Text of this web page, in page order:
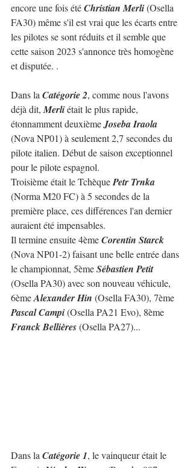
encore une fois été Christian Merli (Osella
FA30) même s'il est vrai que les écarts entre
les pilotes se sont réduits et il semble que
cette saison 2023 s'annonce très homogène
et disputée. .
Dans la Catégorie 2, comme nous l'avons
déjà dit, Merli était le plus rapide,
étonnamment deuxième Joseba Iraola
(Nova NP01) à seulement 2,7 secondes du
pilote italien. Début de saison exceptionnel
pour le pilote espagnol.
Troisième était le Tchèque Petr Trnka
(Norma M20 FC) à 5 secondes de la
première place, ces différences l'an dernier
auraient été impensables.
Il termine ensuite 4ème Corentin Starck
(Nova NP01-2) faisant une belle entrée dans
le championnat, 5ème Sébastien Petit
(Osella PA30) avec son nouveau véhicule,
6ème Alexander Hin (Osella FA30), 7ème
Pascal Campi (Osella PA21 Evo), 8ème
Franck Bellières (Osella PA27)...
Dans la Catégorie 1, le vainqueur était le